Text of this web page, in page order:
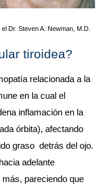
Dr. Steven A. Newman, M.D.
tiroidea?
relacionada a la
en la cual el
inflamación en la
órbita), afectando
graso  detrás del ojo.
adelante
pareciendo que